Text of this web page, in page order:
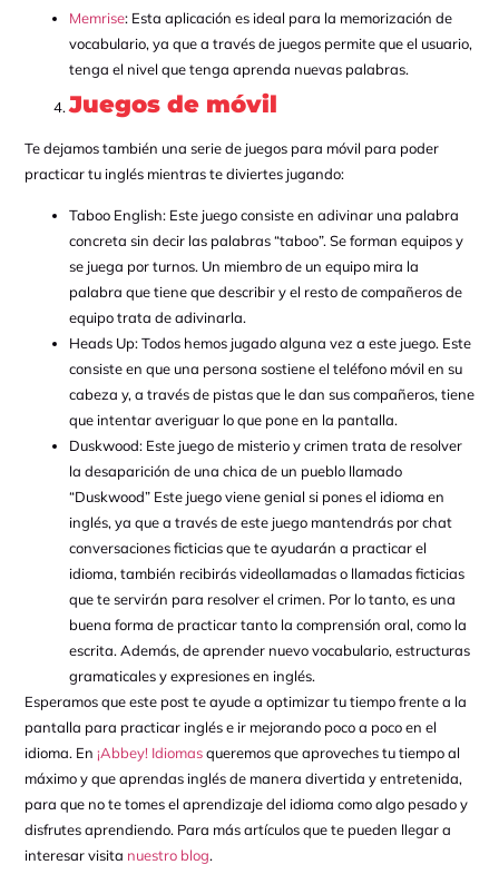
Memrise: Esta aplicación es ideal para la memorización de
vocabulario, ya que a través de juegos permite que el usuario,
tenga el nivel que tenga aprenda nuevas palabras.
Juegos de móvil
Te dejamos también una serie de juegos para móvil para poder
practicar tu inglés mientras te diviertes jugando:
Taboo English: Este juego consiste en adivinar una palabra
concreta sin decir las palabras “taboo”. Se forman equipos y
se juega por turnos. Un miembro de un equipo mira la
palabra que tiene que describir y el resto de compañeros de
equipo trata de adivinarla.
Heads Up: Todos hemos jugado alguna vez a este juego. Este
consiste en que una persona sostiene el teléfono móvil en su
cabeza y, a través de pistas que le dan sus compañeros, tiene
que intentar averiguar lo que pone en la pantalla.
Duskwood: Este juego de misterio y crimen trata de resolver
la desaparición de una chica de un pueblo llamado
“Duskwood” Este juego viene genial si pones el idioma en
inglés, ya que a través de este juego mantendrás por chat
conversaciones ficticias que te ayudarán a practicar el
idioma, también recibirás videollamadas o llamadas ficticias
que te servirán para resolver el crimen. Por lo tanto, es una
buena forma de practicar tanto la comprensión oral, como la
escrita. Además, de aprender nuevo vocabulario, estructuras
gramaticales y expresiones en inglés.
Esperamos que este post te ayude a optimizar tu tiempo frente a la
pantalla para practicar inglés e ir mejorando poco a poco en el
idioma. En ¡Abbey! Idiomasqueremos que aproveches tu tiempo al
máximo y que aprendas inglés de manera divertida y entretenida,
para que no te tomes el aprendizaje del idioma como algo pesado y
disfrutes aprendiendo. Para más artículos que te pueden llegar a
interesar visita nuestro blog.